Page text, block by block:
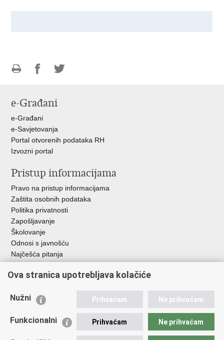
FacebookuTwitteru
e-Građani
e-Građani
e-Savjetovanja
Portal otvorenih podataka RH
Izvozni portal
Pristup informacijama
Pravo na pristup informacijama
Zaštita osobnih podataka
Politika privatnosti
Zapošljavanje
Školovanje
Odnosi s javnošću
Najčešća pitanja
Važne poveznice
EMN Nacionalna kontaktna točka za Republiku Hrvatsku
Policijska akademija
Ova stranica upotrebljava kolačiće
Nužni Prihvaćam Ne prihvaćam
Funkcionalni Prihvaćam Ne prihvaćam